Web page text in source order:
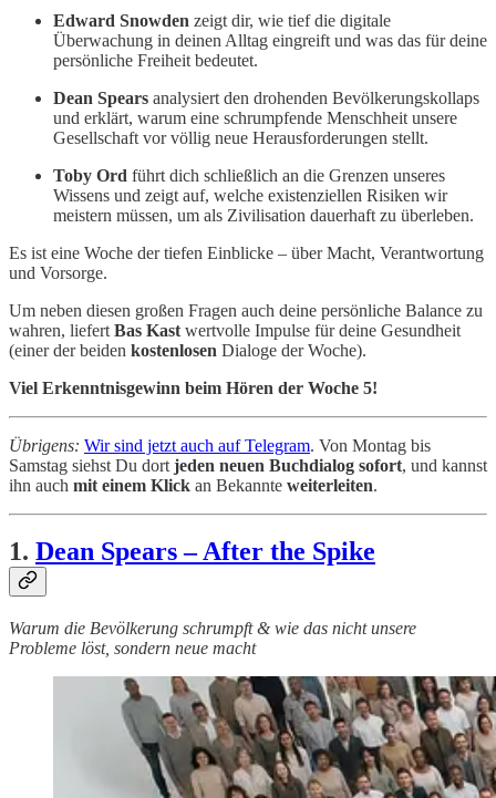
Edward Snowden zeigt dir, wie tief die digitale
Überwachung in deinen Alltag eingreift und was das für deine
persönliche Freiheit bedeutet.
Dean Spears analysiert den drohenden Bevölkerungskollaps
und erklärt, warum eine schrumpfende Menschheit unsere
Gesellschaft vor völlig neue Herausforderungen stellt.
Toby Ord führt dich schließlich an die Grenzen unseres
Wissens und zeigt auf, welche existenziellen Risiken wir
meistern müssen, um als Zivilisation dauerhaft zu überleben.
Es ist eine Woche der tiefen Einblicke – über Macht, Verantwortung
und Vorsorge.
Um neben diesen großen Fragen auch deine persönliche Balance zu
wahren, liefert Bas Kast wertvolle Impulse für deine Gesundheit
(einer der beiden kostenlosen Dialoge der Woche).
Viel Erkenntnisgewinn beim Hören der Woche 5!
Übrigens: Wir sind jetzt auch auf Telegram. Von Montag bis
Samstag siehst Du dort jeden neuen Buchdialog sofort, und kannst
ihn auch mit einem Klick an Bekannte weiterleiten.
1. Dean Spears – After the Spike
Warum die Bevölkerung schrumpft & wie das nicht unsere
Probleme löst, sondern neue macht